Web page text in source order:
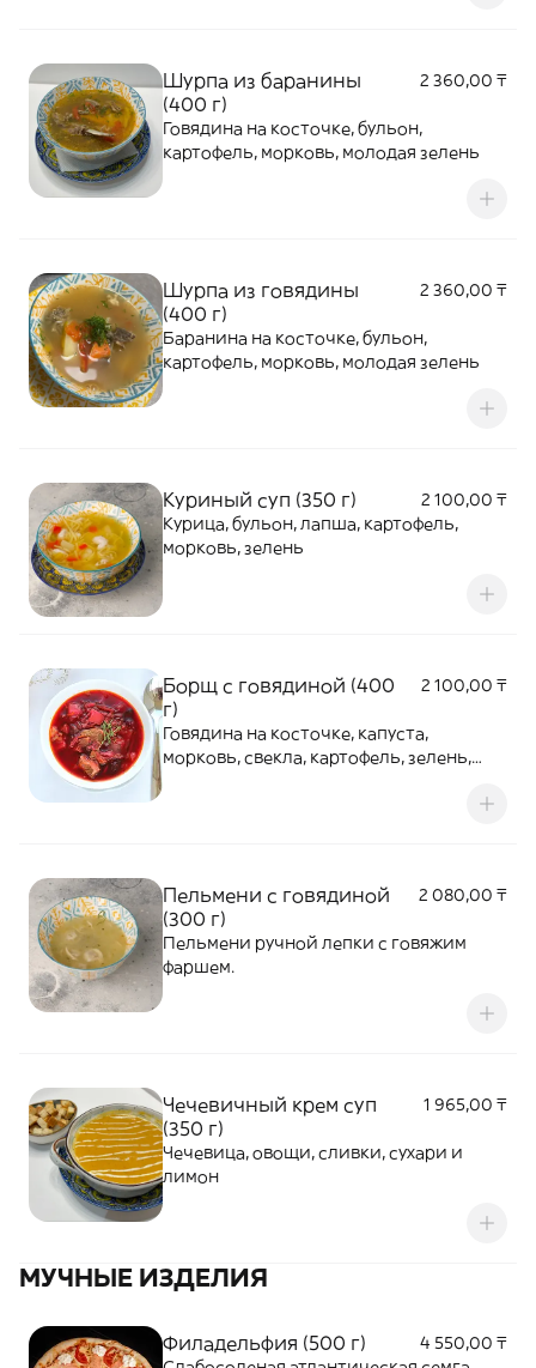
Шурпа из баранины
(400 г)
2 360,00 ₸
Говядина на косточке, бульон,
картофель, морковь, молодая зелень
Шурпа из говядины
(400 г)
2 360,00 ₸
Баранина на косточке, бульон,
картофель, морковь, молодая зелень
Куриный суп (350 г)
2 100,00 ₸
Курица, бульон, лапша, картофель,
морковь, зелень
Борщ с говядиной (400
г)
2 100,00 ₸
Говядина на косточке, капуста,
морковь, свекла, картофель, зелень,
Пельмени с говядиной
(300 г)
2 080,00 ₸
Пельмени ручной лепки с говяжим
фаршем.
Чечевичный крем суп
(350 г)
1 965,00 ₸
Чечевица, овощи, сливки, сухари и
лимон
МУЧНЫЕ ИЗДЕЛИЯ
Филадельфия (500 г)
4 550,00 ₸